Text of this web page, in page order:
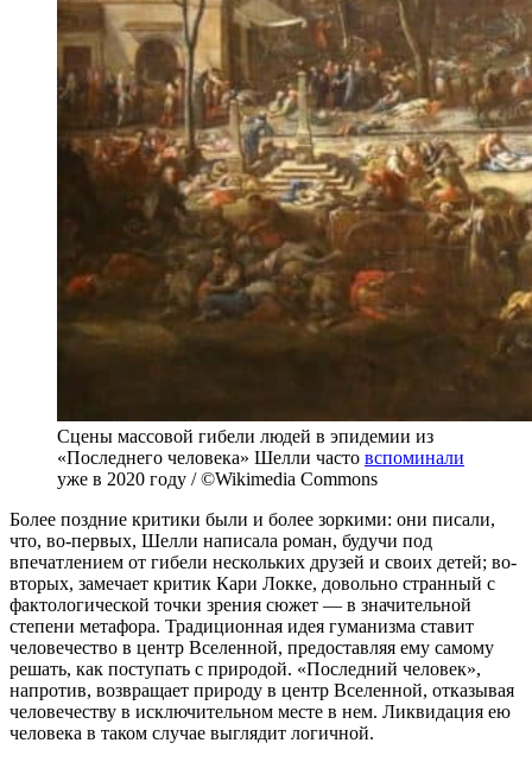
Сцены массовой гибели людей в эпидемии из
«Последнего человека» Шелли часто вспоминали
уже в 2020 году / ©Wikimedia Commons
Более поздние критики были и более зоркими: они писали,
что, во-первых, Шелли написала роман, будучи под
впечатлением от гибели нескольких друзей и своих детей; во-
вторых, замечает критик Кари Локке, довольно странный с
фактологической точки зрения сюжет — в значительной
степени метафора. Традиционная идея гуманизма ставит
человечество в центр Вселенной, предоставляя ему самому
решать, как поступать с природой. «Последний человек»,
напротив, возвращает природу в центр Вселенной, отказывая
человечеству в исключительном месте в нем. Ликвидация ею
человека в таком случае выглядит логичной.